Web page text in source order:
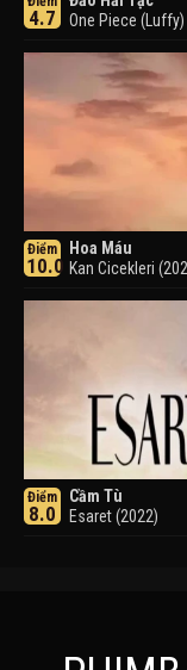
4.7
One Piece
Điểm
10.0
Hoa Máu
Kan Cicekleri
Điểm
8.0
Cầm Tù
Esaret (2022)